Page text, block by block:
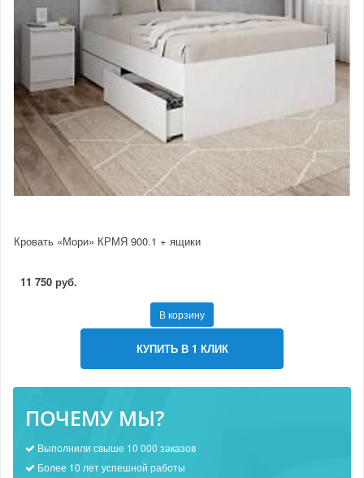
Кровать «Мори» КРМЯ 900.1 + ящики
11 750 руб.
В корзину
КУПИТЬ В 1 КЛИК
ПОЧЕМУ МЫ?
Выполнили свыше 10 000 заказов
Более 10 лет успешной работы